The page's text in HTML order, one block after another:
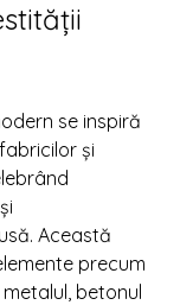
se inspiră
și
Această
precum
betonul